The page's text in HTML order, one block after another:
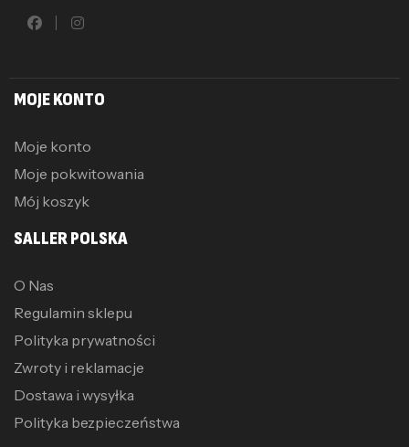
MOJE KONTO
Moje konto
Moje pokwitowania
Mój koszyk
SALLER POLSKA
O Nas
Regulamin sklepu
Polityka prywatności
Zwroty i reklamacje
Dostawa i wysyłka
Polityka bezpieczeństwa